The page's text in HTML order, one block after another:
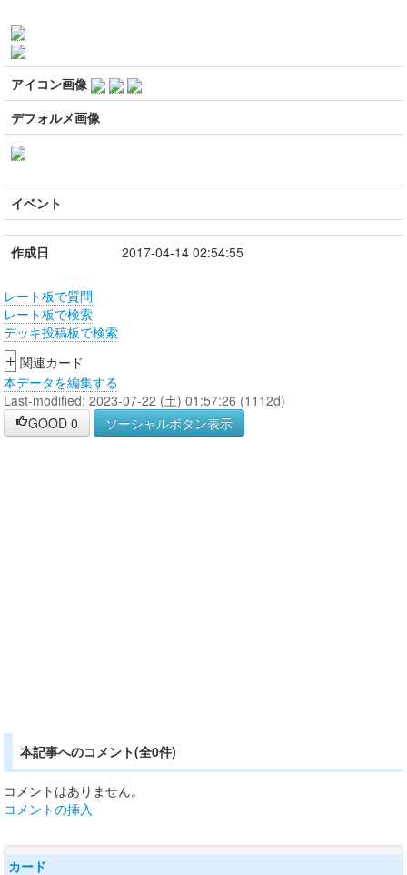
アイコン画像
デフォルメ画像
イベント
作成日 2017-04-14 02:54:55
レート板で質問
レート板で検索
デッキ投稿板で検索
+ 関連カード
本データを編集する
Last-modified: 2023-07-22 (土) 01:57:26 (1112d)
GOOD 0 ソーシャルボタン表示
本記事へのコメント(全0件)
コメントはありません。
コメントの挿入
カード